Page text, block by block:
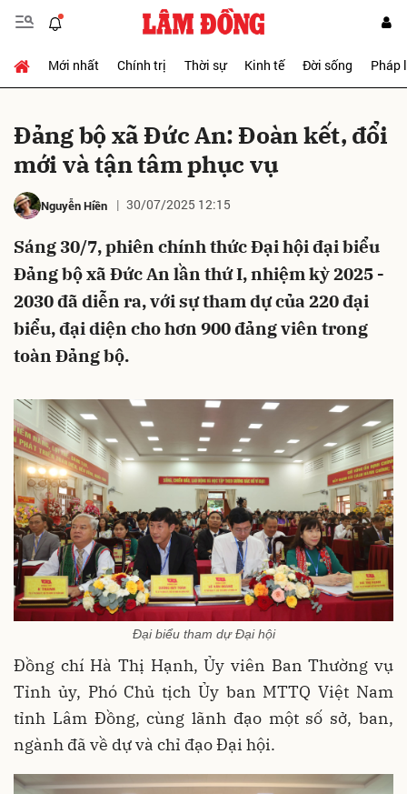
Mới nhất Chính trị Thời sự Kinh tế Đời sống Pháp
Đảng bộ xã Đức An: Đoàn kết, đổi
mới và tận tâm phục vụ
Nguyễn Hiền 30/07/2025 12:15
Sáng 30/7, phiên chính thức Đại hội đại biểu
Đảng bộ xã Đức An lần thứ I, nhiệm kỳ 2025 -
2030 đã diễn ra, với sự tham dự của 220 đại
biểu, đại diện cho hơn 900 đảng viên trong
toàn Đảng bộ.
Đại biểu tham dự Đại hội
Đồng chí Hà Thị Hạnh, Ủy viên Ban Thường vụ
Tỉnh ủy, Phó Chủ tịch Ủy ban MTTQ Việt Nam
tỉnh Lâm Đồng, cùng lãnh đạo một số sở, ban,
ngành đã về dự và chỉ đạo Đại hội.
Gửi bình luận
Hủy Gửi